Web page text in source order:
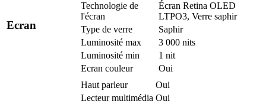
Ecran
Technologie de
l'écran
Écran Retina OLED
LTPO3, Verre saphir
Type de verre
Saphir
Luminosité max
3 000 nits
Luminosité min
1 nit
Ecran couleur
Oui
Haut parleur
Oui
Lecteur multimédia Oui